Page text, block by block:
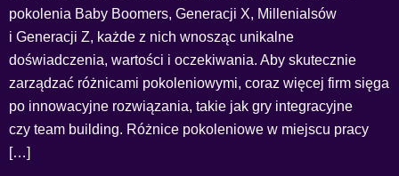
pokolenia Baby Boomers, Generacji X, Millenialsów
i Generacji Z, każde z nich wnosząc unikalne
doświadczenia, wartości i oczekiwania. Aby skutecznie
zarządzać różnicami pokoleniowymi, coraz więcej firm sięga
po innowacyjne rozwiązania, takie jak gry integracyjne
czy team building. Różnice pokoleniowe w miejscu pracy
[…]